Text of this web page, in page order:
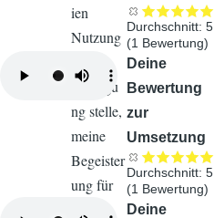
Durchschnitt: 5
(1 Bewertung)
Deine
Bewertung
zur
Umsetzung
Durchschnitt: 5
(1 Bewertung)
Deine
ien
Nutzung
Verfügu
ng stelle,
meine
Begeister
ung für